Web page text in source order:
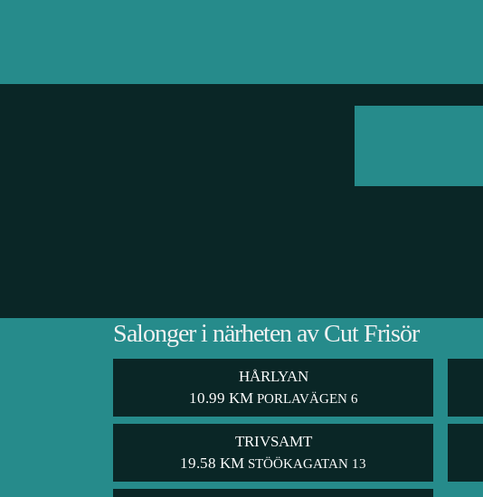
Salonger i närheten av Cut Frisör
HÅRLYAN
10.99 KM PORLAVÄGEN 6
TRIVSAMT
19.58 KM STÖÖKAGATAN 13